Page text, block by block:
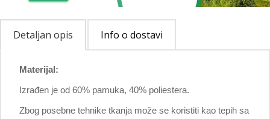
Detaljan opis Info o dostavi
Materijal:
Izrađen je od 60% pamuka, 40% poliestera.
Zbog posebne tehnike tkanja može se koristiti kao tepih sa